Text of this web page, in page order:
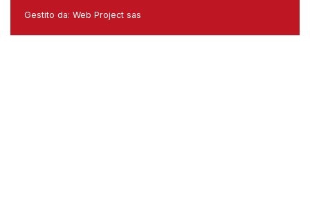
Gestito da: Web Project sas